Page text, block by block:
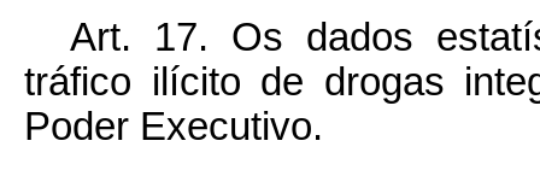
Art. 17. Os dados
tráfico ilícito de drogas
Poder Executivo.